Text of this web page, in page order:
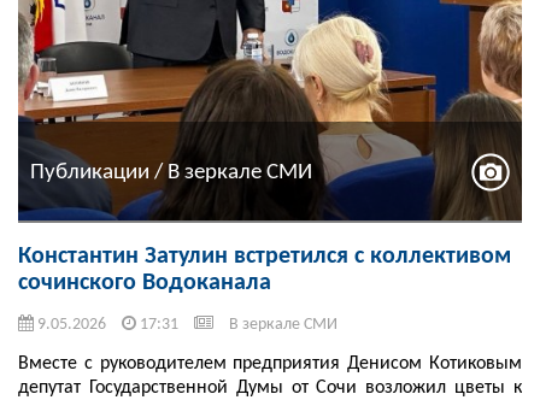
Публикации / В зеркале СМИ
Константин Затулин встретился с коллективом
сочинского Водоканала
9.05.2026 17:31 В зеркале СМИ
Вместе с руководителем предприятия Денисом Котиковым
депутат Государственной Думы от Сочи возложил цветы к